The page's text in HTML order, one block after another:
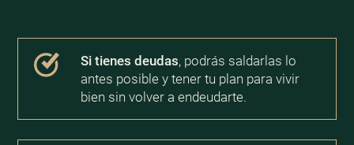
Si tienes deudas, podrás saldarlas lo
antes posible y tener tu plan para vivir
bien sin volver a endeudarte.